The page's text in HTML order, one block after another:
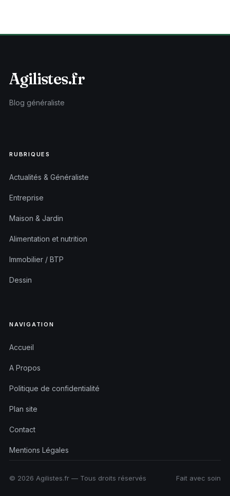
Agilistes.fr
Blog généraliste
RUBRIQUES
Actualités & Généraliste
Entreprise
Maison & Jardin
Alimentation et nutrition
Immobilier / BTP
Dessin
NAVIGATION
Accueil
A Propos
Politique de confidentialité
Plan site
Contact
Mentions Légales
© 2026 Agilistes.fr — Tous droits réservés Fait avec soin